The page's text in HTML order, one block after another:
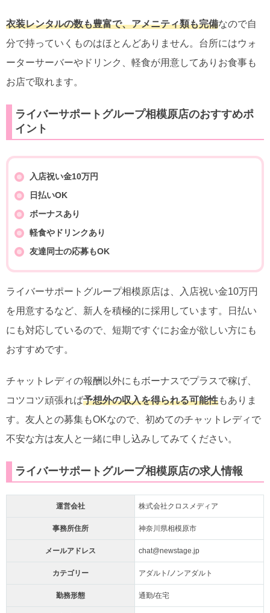
衣装レンタルの数も豊富で、アメニティ類も完備なので自
分で持っていくものはほとんどありません。台所にはウォ
ーターサーバーやドリンク、軽食が用意してありお食事も
お店で取れます。
ライバーサポートグループ相模原店のおすすめポ
イント
入店祝い金10万円
日払いOK
ボーナスあり
軽食やドリンクあり
友達同士の応募もOK
ライバーサポートグループ相模原店は、入店祝い金10万円
を用意するなど、新人を積極的に採用しています。日払い
にも対応しているので、短期ですぐにお金が欲しい方にも
おすすめです。
チャットレディの報酬以外にもボーナスでプラスで稼げ、
コツコツ頑張れば予想外の収入を得られる可能性もありま
す。友人との募集もOKなので、初めてのチャットレディで
不安な方は友人と一緒に申し込みしてみてください。
ライバーサポートグループ相模原店の求人情報
運営会社 株式会社クロスメディア
事務所住所 神奈川県相模原市
メールアドレス chat@newstage.jp
カテゴリー アダルト/ノンアダルト
勤務形態 通勤/在宅